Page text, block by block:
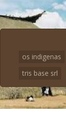
os indigenas
tris base srl